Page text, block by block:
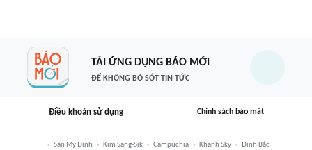
TẢI ỨNG DỤNG BÁO MỚI
ĐỂ KHÔNG BỎ SÓT TIN TỨC
Điều khoản sử dụng Chính sách bảo mật
Sân Mỹ Đình Kim Sang-Sik Campuchia Khánh Sky Đình Bắc